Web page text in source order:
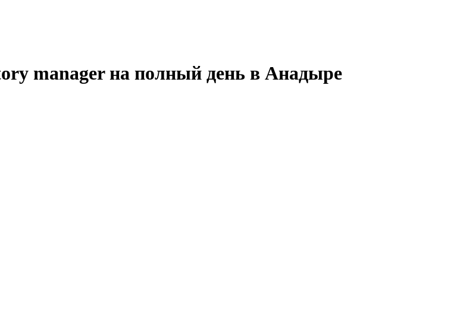
manager на полный день в Анадыре